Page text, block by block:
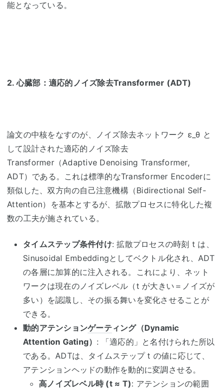
能となっている。
2.心臓部：適応的ノイズ除去Transformer (ADT)
論文の中核をなすのが、ノイズ除去ネットワーク ε_θ と
して設計された適応的ノイズ除去
Transformer（Adaptive Denoising Transformer,
ADT） である。これは標準的なTransformer Encoderに
類似した、双方向の自己注意機構（Bidirectional Self-
Attention）を基本とするが、拡散プロセスに特化した複
数の工夫が施されている。
タイムステップ条件付け:拡散プロセスの時刻 t は、
Sinusoidal Embeddingとしてベクトル化され、 ADT
の各層に加算的に注入される。これにより、ネット
ワークは現在のノイズレベル（t が大きい＝ノイズが
多い）を認識し、その振る舞いを変化させることが
できる。
動的アテンションゲーティング（Dynamic
Attention Gating） :
「適応的」と名付けられた所以
である。 ADTは、タイムステップ t の値に応じて、
アテンションヘッドの動作を動的に変調させる。
高ノイズレベル時(t ≈ T): アテンションの範囲